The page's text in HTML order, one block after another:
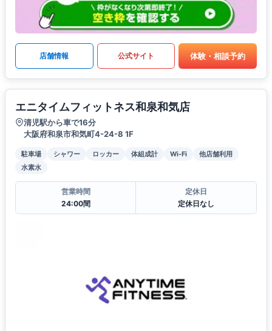
店舗情報 公式サイト 体験・相談予約
エニタイムフィットネス和泉和気店
清児駅から車で16分
大阪府和泉市和気町4-24-8 1F
駐車場 シャワー ロッカー 体組成計 Wi-Fi
他店舗利用
水素水
営業時間
24:00間
定休日
定休日なし